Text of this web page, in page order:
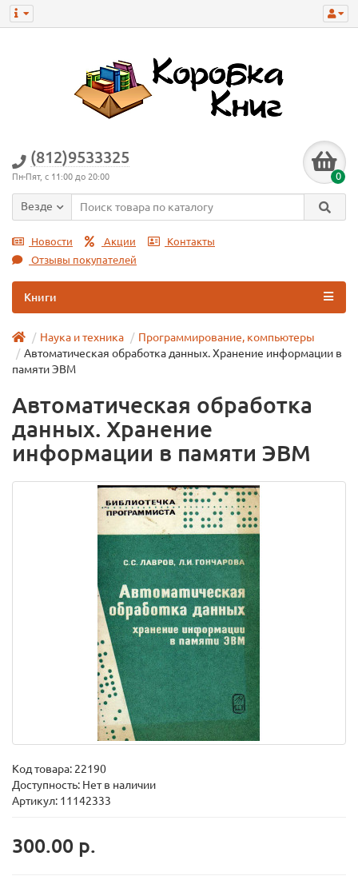
(812)9533325
Пн-Пят, с 11:00 до 20:00 0
Везде
Новости Акции
Контакты
Отзывы покупателей
Книги
Наука и техника
Программирование, компьютеры
Автоматическая обработка данных. Хранение информации в
памяти ЭВМ
Автоматическая обработка
данных. Хранение
информации в памяти ЭВМ
Код товара: 22190
Доступность: Нет в наличии
Артикул: 11142333
300.00 р.